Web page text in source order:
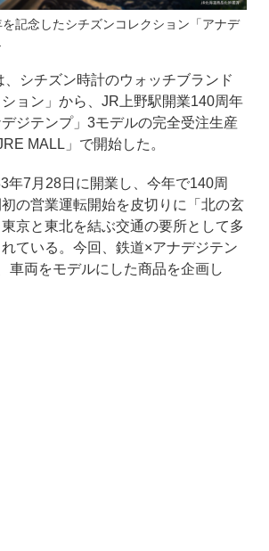
記念したシチズンコレクション「アナデ
シチズン時計のウォッチブランド
ション」から、JR上野駅開業140周年
ジテンプ」3モデルの完全受注生産
MALL」で開始した。
7月28日に開業し、今年で140周
の営業運転開始を皮切りに「北の玄
京と東北を結ぶ交通の要所として多
ている。今回、鉄道×アナデジテン
車両をモデルにした商品を企画し